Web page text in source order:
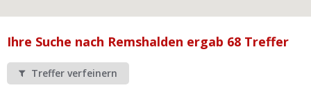
Ihre Suche nach Remshalden ergab 68 Treffer
Treffer verfeinern